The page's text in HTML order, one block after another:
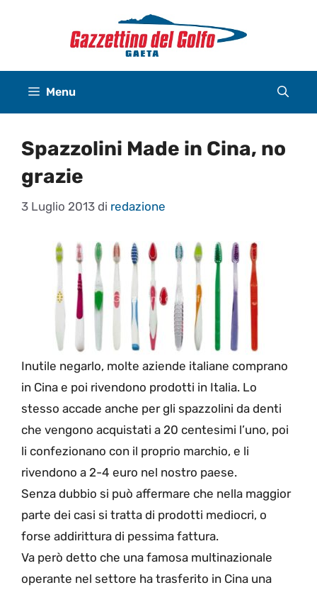
Menu
Spazzolini Made in Cina, no
grazie
3 Luglio 2013 di redazione
Inutile negarlo, molte aziende italiane comprano
in Cina e poi rivendono prodotti in Italia. Lo
stesso accade anche per gli spazzolini da denti
che vengono acquistati a 20 centesimi l’uno, poi
li confezionano con il proprio marchio, e li
rivendono a 2-4 euro nel nostro paese.
Senza dubbio si può affermare che nella maggior
parte dei casi si tratta di prodotti mediocri, o
forse addirittura di pessima fattura.
Va però detto che una famosa multinazionale
operante nel settore ha trasferito in Cina una